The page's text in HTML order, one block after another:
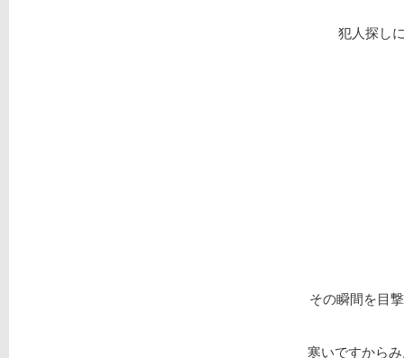
犯人探し
その瞬間を目
寒いですから